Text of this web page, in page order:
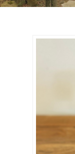
居家修繕道具材料
客製化相簿